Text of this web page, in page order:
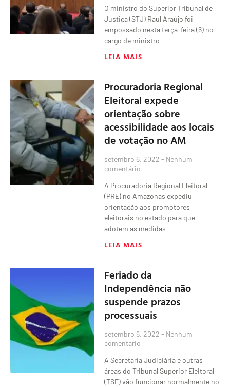
O ministro do Superior Tribunal de
Justiça (STJ) Raul Araújo foi
empossado nesta terça-feira (6) no
cargo de ministro
LEIA MAIS
Procuradoria Regional
Eleitoral expede
orientação sobre
acessibilidade aos locais
de votação no AM
setembro 6, 2022 Nenhum
comentário
A Procuradoria Regional Eleitoral
(PRE) no Amazonas expediu
orientação aos promotores
eleitorais no estado para que
adotem as medidas
LEIA MAIS
Feriado da
Independência não
suspende prazos
processuais
setembro 6, 2022 Nenhum
comentário
A Secretaria Judiciária e outras
áreas do Tribunal Superior Eleitoral
(TSE) vão funcionar normalmente no